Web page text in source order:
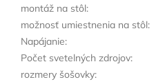
montáž na stôl:
možnosť umiestnenia na stôl:
Napájanie:
Počet svetelných zdrojov:
rozmery šošovky: